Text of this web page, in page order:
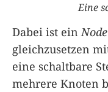
Eine
Dabei ist einNode
gleichzusetzen
eine schaltbare
mehrere Knoten